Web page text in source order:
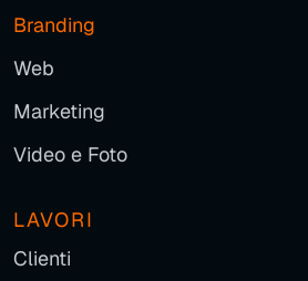
Branding
Web
Marketing
Video e Foto
LAVORI
Clienti